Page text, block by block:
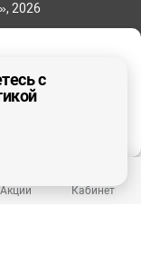
Акции Кабинет
2026
с